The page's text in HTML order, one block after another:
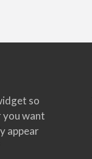
so
you want
appear